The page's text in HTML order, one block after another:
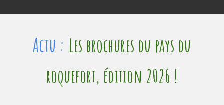
Actu : Les brochures du pays du
roquefort, édition 2026 !